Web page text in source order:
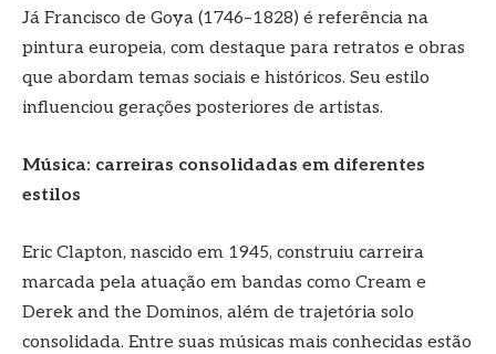
Já Francisco de Goya (1746–1828) é referência na
pintura europeia, com destaque para retratos e obras
que abordam temas sociais e históricos. Seu estilo
influenciou gerações posteriores de artistas.
Música: carreiras consolidadas em diferentes
estilos
Eric Clapton, nascido em 1945, construiu carreira
marcada pela atuação em bandas como Cream e
Derek and the Dominos, além de trajetória solo
consolidada. Entre suas músicas mais conhecidas estão